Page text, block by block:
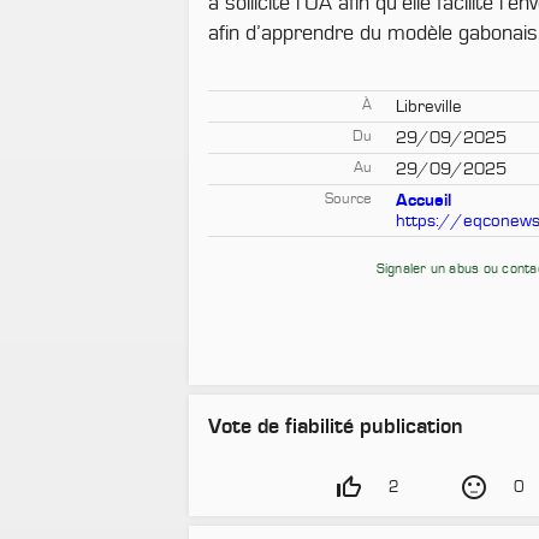
afin d’apprendre du modèle
À Libreville
Du 29/09/2025
Au 29/09/2025
Source
Accueil
https://
Signaler un abus ou
Vote de fiabilité publication
thumb_up_off_alt 2 sentiment_neutral 0